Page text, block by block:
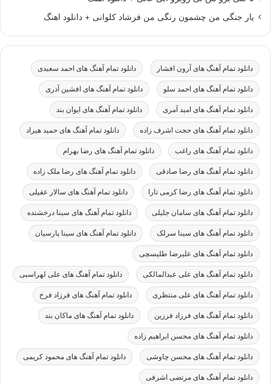
یار جنگی من چشمون رنگی من فرشاد کلوانی + دانلود اهنگ
دانلود تمام آهنگ های آرون افشار دانلود تمام آهنگ های احمد سعیدی
دانلود تمام آهنگ های احمد سلو دانلود تمام آهنگ های افشین آذری
دانلود تمام آهنگ های امید آمری دانلود تمام آهنگ های ایوان بند
دانلود تمام آهنگ های حجت اشرف زاده دانلود تمام آهنگ های حمید هیراد
دانلود تمام آهنگ های راغب دانلود تمام آهنگ های رضا بهرام
دانلود تمام آهنگ های رضا صادقی دانلود تمام آهنگ های رضا ملک زاده
دانلود تمام آهنگ های رضا کرمی تارا دانلود تمام آهنگ های سالار عقیلی
دانلود تمام آهنگ های سامان جلیلی دانلود تمام آهنگ های سینا درخشنده
دانلود تمام آهنگ های سینا سرلک دانلود تمام آهنگ های سینا پارسیان
دانلود تمام آهنگ های علیرضا طلیسچی
دانلود تمام آهنگ های علی عبدالمالکی دانلود تمام آهنگ های علی لهراسبی
دانلود تمام آهنگ های علی منتظری دانلود تمام آهنگ های فرزاد فرخ
دانلود تمام آهنگ های فرزاد فرزین دانلود تمام آهنگ های ماکان بند
دانلود تمام آهنگ های محسن ابراهیم زاده
دانلود تمام آهنگ های محسن چاوشی دانلود تمام آهنگ های محمود کریمی
دانلود تمام آهنگ های مرتضی اشرفی